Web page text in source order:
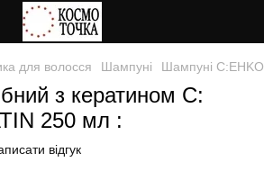
для волосся Шампуні Шампуні
з кератином C:
250 мл :
відгук